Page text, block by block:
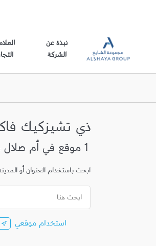
نبذة عن
الشركة
ذي تشيزكيك
1 موقع في أم صلال محمد
ابحث باستخدام العنوان أو
استخدام موقعي